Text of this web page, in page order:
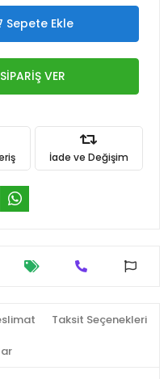
Sepete Ekle
VER
İade ve Değişim
Taksit Seçenekleri